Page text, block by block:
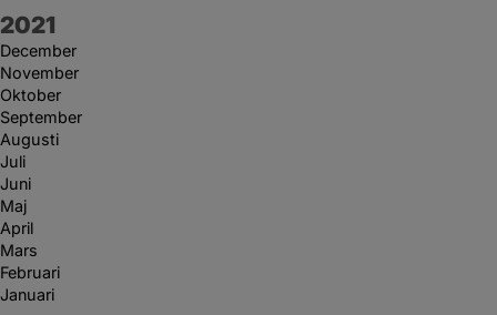
År:
2021
December
November
Oktober
September
Augusti
Juli
Juni
Maj
April
Mars
Februari
Januari